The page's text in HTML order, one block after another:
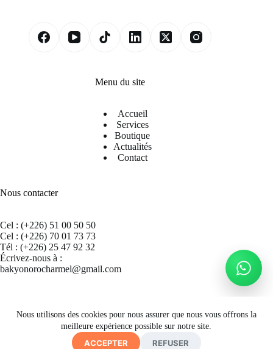
Nous utilisons des cookies pour nous assurer que nous vous offrons la
meilleure expérience possible sur notre site.
ACCEPTER REFUSER
Menu du site
Accueil
Services
Boutique
Actualités
Contact
Nous contacter
Cel : (+226) 51 00 50 50
Cel : (+226) 70 01 73 73
Tél : (+226) 25 47 92 32
Écrivez-nous à :
bakyonorocharmel@gmail.com